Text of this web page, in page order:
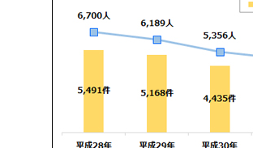
自動車保険
協会の活動・概要トップ
協会の活動
会員会社情報
会員会社情報トップ
試験・研修